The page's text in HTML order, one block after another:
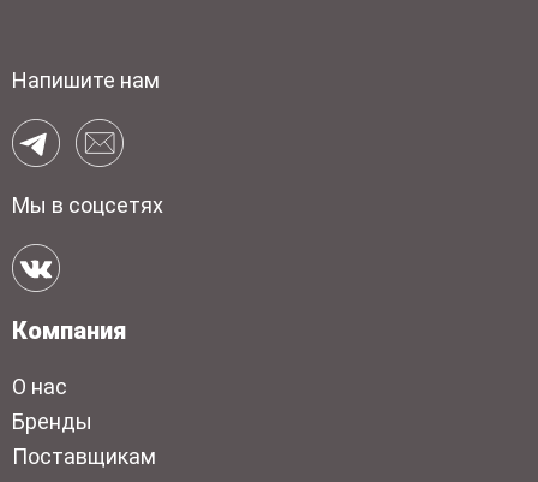
Напишите нам
Мы в соцсетях
Компания
О нас
Бренды
Поставщикам